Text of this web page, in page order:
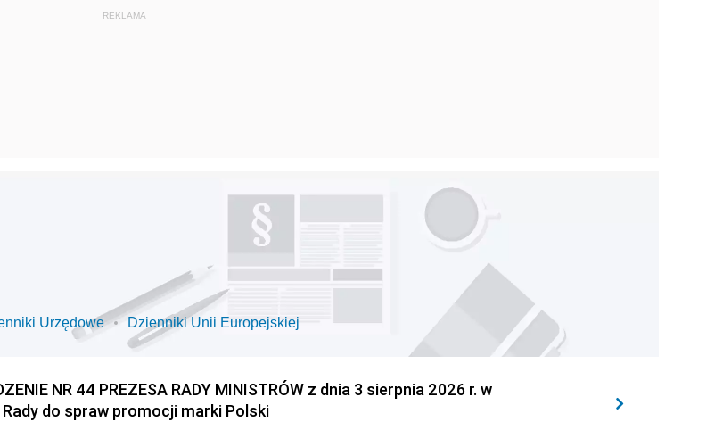
Urzędowe Dzienniki Unii Europejskiej
NR 44 PREZESA RADY MINISTRÓW z dnia 3 sierpnia 2026 r. w
do spraw promocji marki Polski